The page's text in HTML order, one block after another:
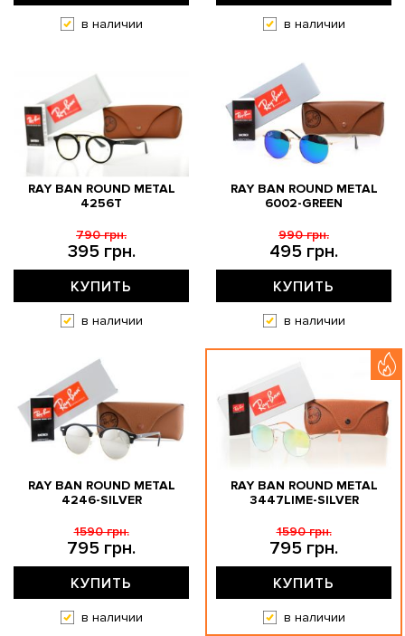
в наличии в наличии
RAY BAN ROUND METAL
4256T
395 грн.
790 грн.
КУПИТЬ
в наличии
RAY BAN ROUND METAL
6002-GREEN
495 грн.
990 грн.
КУПИТЬ
в наличии
RAY BAN ROUND METAL
4246-SILVER
795 грн.
1590 грн.
КУПИТЬ
в наличии
RAY BAN ROUND METAL
3447LIME-SILVER
795 грн.
1590 грн.
КУПИТЬ
в наличии